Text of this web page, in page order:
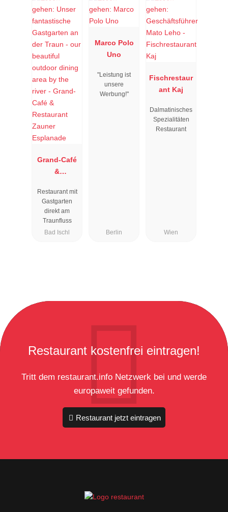
Grand-Café
&
Zauner
Esplanade
Restaurant mit
Gastgarten
direkt am
Traunfluss
Bad Ischl
Marco Polo
Uno
"Leistung ist
unsere
Werbung!"
Berlin
Fischrestaur
ant Kaj
Dalmatinisches
Spezialitäten
Restaurant
Wien
Restaurant kostenfrei eintragen!
Tritt dem restaurant.info Netzwerk bei und werde
europaweit gefunden.
Restaurant jetzt eintragen